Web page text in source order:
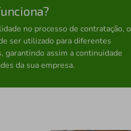
no processo de contratação, o
ser utilizado para diferentes
garantindo assim a continuidade
da sua empresa.